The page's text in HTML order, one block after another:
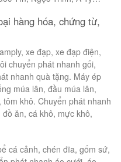
hàng hóa, chứng từ,
xe đạp, xe đạp điện,
chuyển phát nhanh gối,
nhanh quà tặng. Máy ép
múa lân, đầu múa lân,
khô. Chuyển phát nhanh
ăn, cá khô, mực khô,
cá cảnh, chén đĩa, gốm sứ,